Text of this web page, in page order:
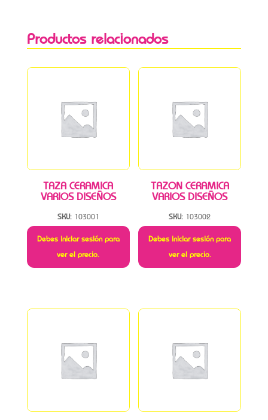
Productos relacionados
TAZA CERAMICA
VARIOS DISEÑOS
SKU: 103001
Debes iniciar sesión para
ver el precio.
TAZON CERAMICA
VARIOS DISEÑOS
SKU: 103002
Debes iniciar sesión para
ver el precio.